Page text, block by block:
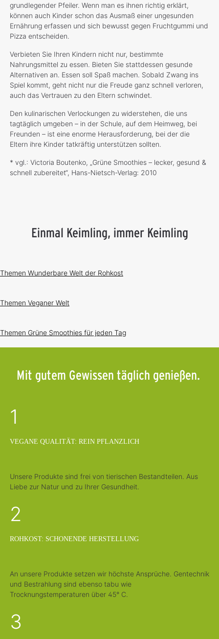
grundlegender Pfeiler. Wenn man es ihnen richtig erklärt,
können auch Kinder schon das Ausmaß einer ungesunden
Ernährung erfassen und sich bewusst gegen Fruchtgummi und
Pizza entscheiden.
Verbieten Sie Ihren Kindern nicht nur, bestimmte
Nahrungsmittel zu essen. Bieten Sie stattdessen gesunde
Alternativen an. Essen soll Spaß machen. Sobald Zwang ins
Spiel kommt, geht nicht nur die Freude ganz schnell verloren,
auch das Vertrauen zu den Eltern schwindet.
Den kulinarischen Verlockungen zu widerstehen, die uns
tagtäglich umgeben – in der Schule, auf dem Heimweg, bei
Freunden – ist eine enorme Herausforderung, bei der die
Eltern ihre Kinder tatkräftig unterstützen sollten.
* vgl.: Victoria Boutenko, „Grüne Smoothies – lecker, gesund &
schnell zubereitet“, Hans-Nietsch-Verlag: 2010
Einmal Keimling, immer Keimling
Themen Wunderbare Welt der Rohkost
Themen Veganer Welt
Themen Grüne Smoothies für jeden Tag
Mit gutem Gewissen täglich genießen.
1
VEGANE QUALITÄT: REIN PFLANZLICH
Unsere Produkte sind frei von tierischen Bestandteilen. Aus
Liebe zur Natur und zu Ihrer Gesundheit.
2
ROHKOST: SCHONENDE HERSTELLUNG
An unsere Produkte setzen wir höchste Ansprüche. Gentechnik
und Bestrahlung sind ebenso tabu wie
Trocknungstemperaturen über 45° C.
3